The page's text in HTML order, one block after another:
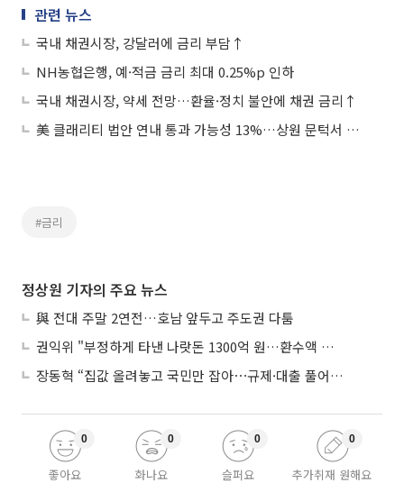
관련 뉴스
국내 채권시장, 강달러에 금리 부담↑
NH농협은행, 예·적금 금리 최대 0.25%p 인하
국내 채권시장, 약세 전망…환율·정치 불안에 채권 금리↑
美 클래리티 법안 연내 통과 가능성 13%…상원 문턱서 제동
#금리
정상원 기자의 주요 뉴스
與 전대 주말 2연전…호남 앞두고 주도권 다툼
권익위 "부정하게 타낸 나랏돈 1300억 원…환수액 역대 최대"
장동혁 “집값 올려놓고 국민만 잡아⋯규제·대출 풀어야”
좋아요
0
화나요
0
슬퍼요
0
추가취재 원해요
0